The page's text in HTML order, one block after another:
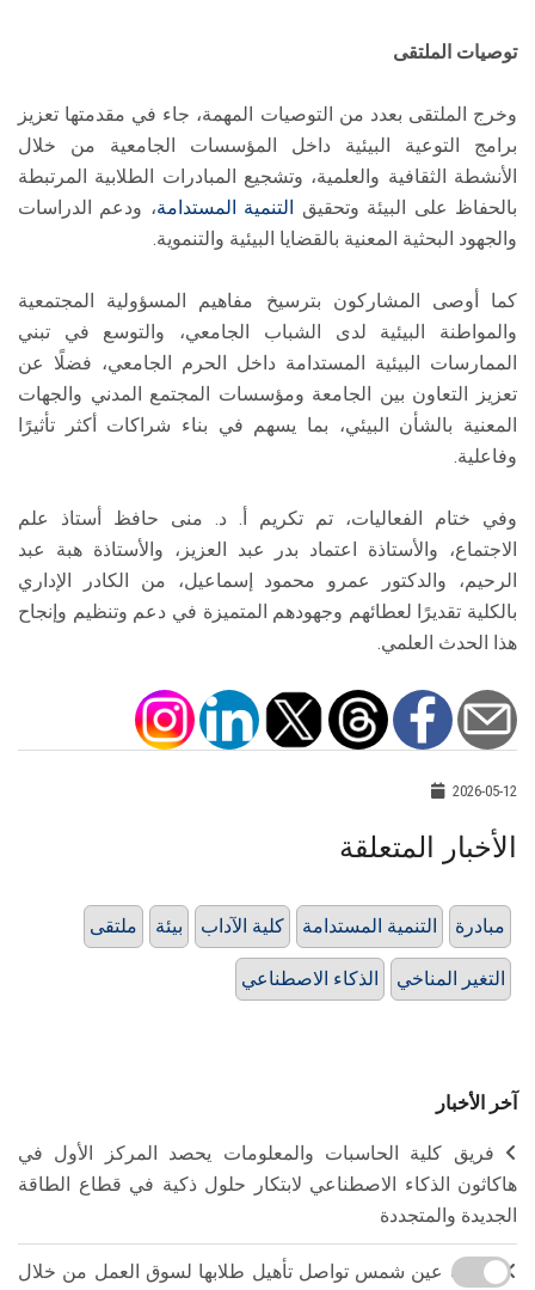
توصيات الملتقى
وخرج الملتقى بعدد من التوصيات المهمة، جاء في مقدمتها تعزيز
برامج التوعية البيئية داخل المؤسسات الجامعية من خلال
الأنشطة الثقافية والعلمية، وتشجيع المبادرات الطلابية المرتبطة
بالحفاظ على البيئة وتحقيق
التنمية المستدامة، ودعم الدراسات
والجهود البحثية المعنية بالقضايا البيئية والتنموية.
كما أوصى المشاركون بترسيخ مفاهيم المسؤولية المجتمعية
والمواطنة البيئية لدى الشباب الجامعي، والتوسع في تبني
الممارسات البيئية المستدامة داخل الحرم الجامعي، فضلًا عن
تعزيز التعاون بين الجامعة ومؤسسات المجتمع المدني والجهات
المعنية بالشأن البيئي، بما يسهم في بناء شراكات أكثر تأثيرًا
وفاعلية.
وفي ختام الفعاليات، تم تكريم أ. د. منى حافظ أستاذ علم
الاجتماع، والأستاذة اعتماد بدر عبد العزيز، والأستاذة هبة عبد
الرحيم، والدكتور عمرو محمود إسماعيل، من الكادر الإداري
بالكلية تقديرًا لعطائهم وجهودهم المتميزة في دعم وتنظيم وإنجاح
هذا الحدث العلمي.
2026-05-12
الأخبار المتعلقة
ملتقى بيئة كلية الآداب التنمية المستدامة مبادرة
الذكاء الاصطناعي التغير المناخي
آخر الأخبار
فريق كلية الحاسبات والمعلومات يحصد المركز الأول في
هاكاثون الذكاء الاصطناعي لابتكار حلول ذكية في قطاع الطاقة
الجديدة والمتجددة
جامعة عين شمس تواصل تأهيل طلابها لسوق العمل من خلال